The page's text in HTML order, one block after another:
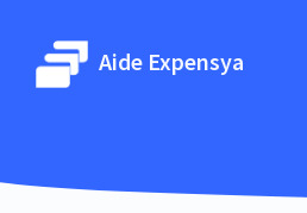
Aide Expensya